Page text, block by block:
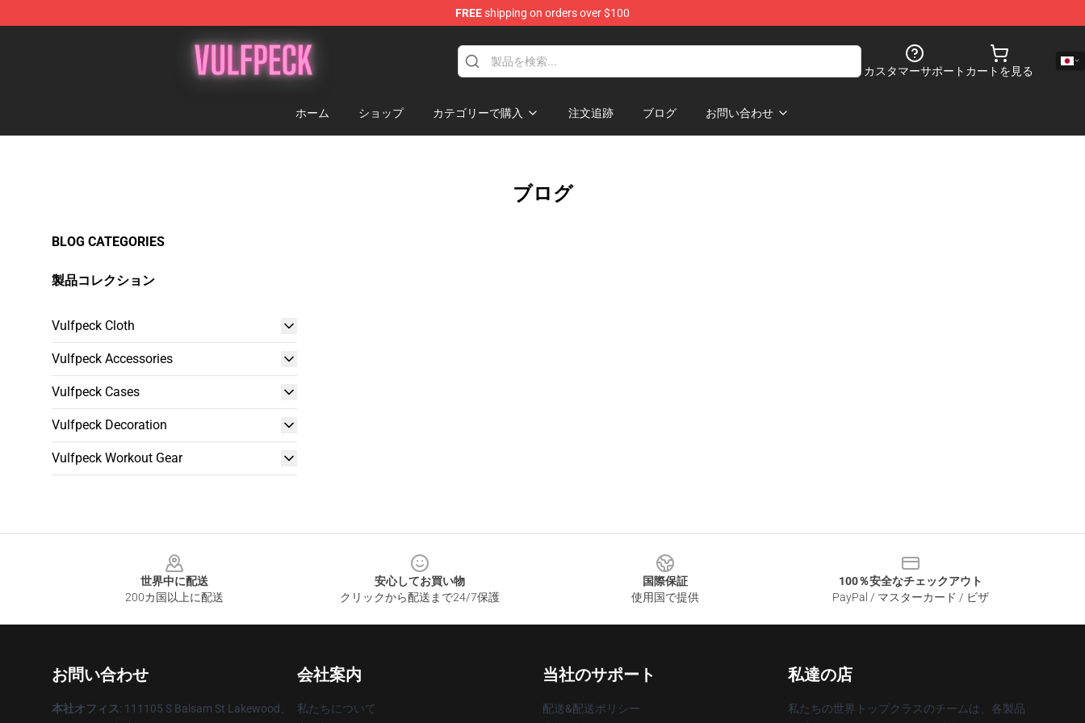
FREEshipping on orders over $100
Vulfpeck Shop - Official Vulfpeck Merchandise Store
カスタマーサポート カートを見る
ホーム ショップ カテゴリーで購入 注文追跡 ブログ お問い合わせ
ブログ
BLOG CATEGORIES
製品コレクション
Vulfpeck Cloth
Vulfpeck Accessories
Vulfpeck Cases
Vulfpeck Decoration
Vulfpeck Workout Gear
世界中に配送
200カ国以上に配送
安心してお買い物
クリックから配送まで24/7保護
国際保証
使用国で提供
100％安全なチェックアウト
PayPal / マスターカード / ビザ
お問い合わせ
本社オフィス: 111105 S Balsam St Lakewood、
会社案内
私たちについて
当社のサポート
配送&配送ポリシー
私達の店
私たちの世界トップクラスのチームは、各製品